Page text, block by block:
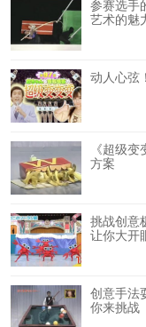
参赛选手
艺术的魅
动人心弦
《超级
方案
挑战创意
让你大开
创意手法
你来挑战